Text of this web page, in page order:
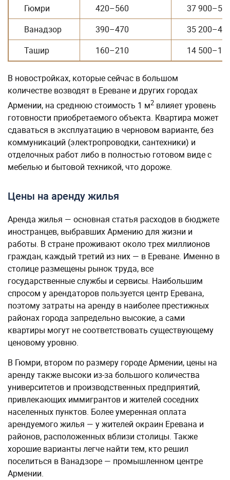
Гюмри 420–560
37 900–50
Ванадзор
390–470
35 200–42
Ташир
160–210 14 500–19
В новостройках, которые сейчас в большом
количестве возводят в Ереване и других городах
Армении, на среднюю стоимость 1 м2 влияет уровень
готовности приобретаемого объекта. Квартира может
сдаваться в эксплуатацию в черновом варианте, без
коммуникаций (электропроводки, сантехники) и
отделочных работ либо в полностью готовом виде с
мебелью и бытовой техникой, что дороже.
Цены на аренду жилья
Аренда жилья — основная статья расходов в бюджете
иностранцев, выбравших Армению для жизни и
работы. В стране проживают около трех миллионов
граждан, каждый третий из них — в Ереване. Именно в
столице размещены рынок труда, все
государственные службы и сервисы. Наибольшим
спросом у арендаторов пользуется центр Еревана,
поэтому затраты на аренду в наиболее престижных
районах города запредельно высокие, а сами
квартиры могут не соответствовать существующему
ценовому уровню.
В Гюмри, втором по размеру городе Армении, цены на
аренду также высоки из-за большого количества
университетов и производственных предприятий,
привлекающих иммигрантов и жителей соседних
населенных пунктов. Более умеренная оплата
арендуемого жилья — у жителей окраин Еревана и
районов, расположенных вблизи столицы. Также
хорошие варианты легче найти тем, кто решил
поселиться в Ванадзоре — промышленном центре
Армении.